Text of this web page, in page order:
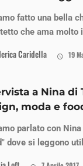
fatto una bella
che ama molto
Caridella 19
a Nina di
moda e
parlato con
dove si leggono